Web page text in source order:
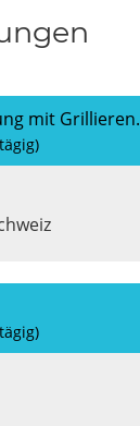
mit Grillieren.